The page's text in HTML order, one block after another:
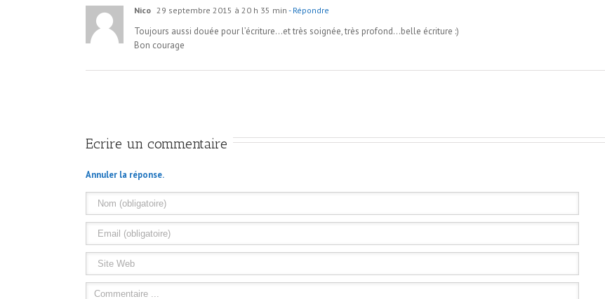
Nico 29 septembre 2015 à 20 h 35 min - Répondre
Toujours aussi douée pour l’écriture…et très soignée, très profond…belle écriture :)
Bon courage
Ecrire un commentaire
Annuler la réponse.